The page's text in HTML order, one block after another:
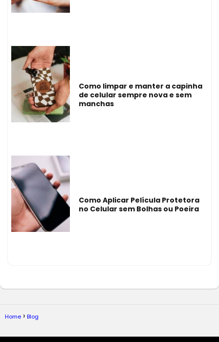
Como limpar e manter a capinha
de celular sempre nova e sem
manchas
Como Aplicar Película Protetora
no Celular sem Bolhas ou Poeira
Home Blog